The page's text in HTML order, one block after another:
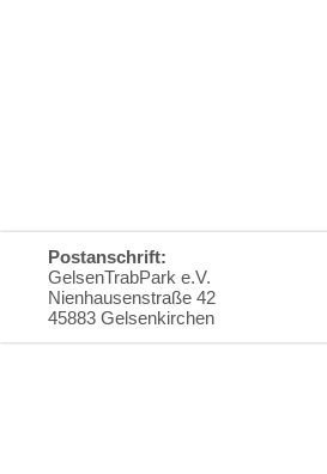
Postanschrift:
GelsenTrabPark e.V.
Nienhausenstraße 42
45883 Gelsenkirchen